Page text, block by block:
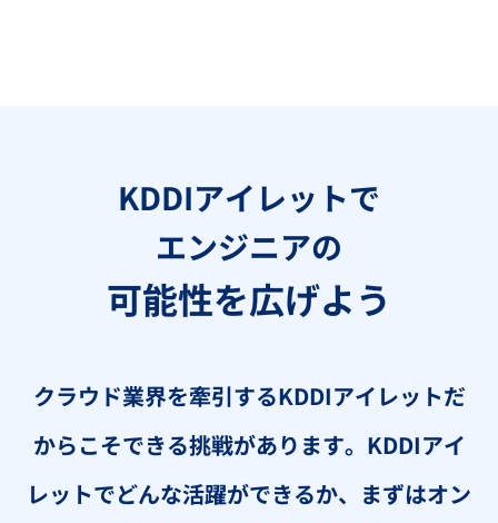
KDDIアイレットで
エンジニアの
可能性を広げよう
クラウド業界を牽引するKDDIアイレットだ
からこそできる挑戦があります。 KDDIアイ
レットでどんな活躍ができるか、まずはオン